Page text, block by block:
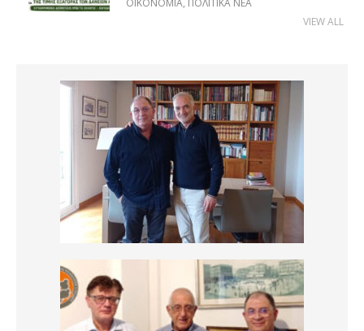
ΟΙΚΟΝΟΜΊΑ, ΠΟΛΙΤΙΚΆ ΝΈΑ
VIEW ALL